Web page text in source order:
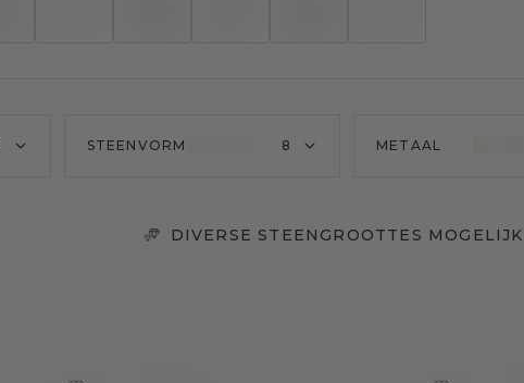
STEENVORM 8 METAAL
DIVERSE STEENGROOTTES MOGELIJK